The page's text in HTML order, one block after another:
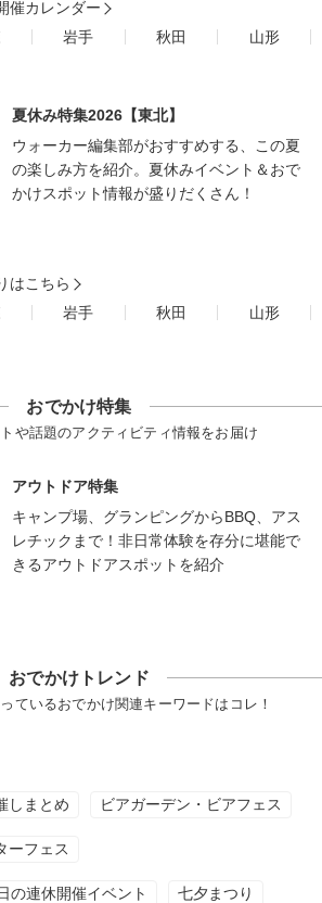
催カレンダー
岩手 秋田
山形
夏休み特集2026【東北】
ウォーカー編集部がおすすめする、この夏
の楽しみ方を紹介。夏休みイベント＆おで
かけスポット情報が盛りだくさん！
はこちら
岩手 秋田
山形
おでかけ特集
や話題のアクティビティ情報をお届け
アウトドア特集
キャンプ場、グランピングからBBQ、アス
レチックまで！非日常体験を存分に堪能で
きるアウトドアスポットを紹介
おでかけトレンド
ているおでかけ関連キーワードはコレ！
しまとめ ビアガーデン・ビアフェス
ーフェス
の連休開催イベント 七夕まつり